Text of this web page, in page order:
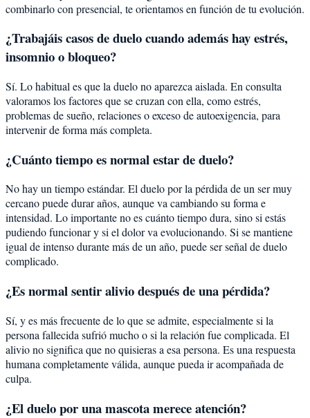
combinarlo con presencial, te orientamos en función de tu evolución.
¿Trabajáis casos de duelo cuando además hay estrés,
insomnio o bloqueo?
Sí. Lo habitual es que la duelo no aparezca aislada. En consulta
valoramos los factores que se cruzan con ella, como estrés,
problemas de sueño, relaciones o exceso de autoexigencia, para
intervenir de forma más completa.
¿Cuánto tiempo es normal estar de duelo?
No hay un tiempo estándar. El duelo por la pérdida de un ser muy
cercano puede durar años, aunque va cambiando su forma e
intensidad. Lo importante no es cuánto tiempo dura, sino si estás
pudiendo funcionar y si el dolor va evolucionando. Si se mantiene
igual de intenso durante más de un año, puede ser señal de duelo
complicado.
¿Es normal sentir alivio después de una pérdida?
Sí, y es más frecuente de lo que se admite, especialmente si la
persona fallecida sufrió mucho o si la relación fue complicada. El
alivio no significa que no quisieras a esa persona. Es una respuesta
humana completamente válida, aunque pueda ir acompañada de
culpa.
¿El duelo por una mascota merece atención?